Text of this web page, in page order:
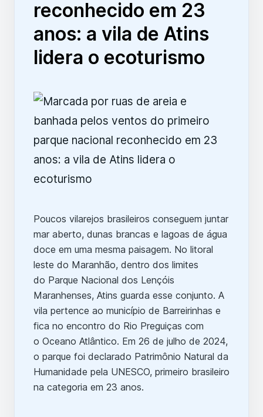
reconhecido em 23
anos: a vila de Atins
lidera o ecoturismo
Poucos vilarejos brasileiros conseguem juntar
mar aberto, dunas brancas e lagoas de água
doce em uma mesma paisagem. No litoral
leste do Maranhão, dentro dos limites
do Parque Nacional dos Lençóis
Maranhenses, Atins guarda esse conjunto. A
vila pertence ao município de Barreirinhas e
fica no encontro do Rio Preguiças com
o Oceano Atlântico. Em 26 de julho de 2024,
o parque foi declarado Patrimônio Natural da
Humanidade pela UNESCO, primeiro brasileiro
na categoria em 23 anos.